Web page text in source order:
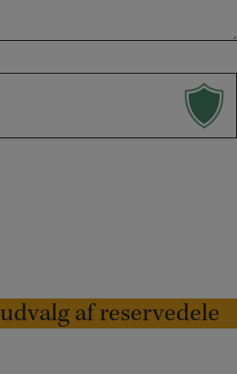
af reservedele